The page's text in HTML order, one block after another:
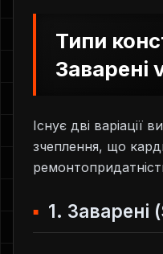
Типи
Заварені
Існує дві варіації
зчеплення, що
1. Заварені